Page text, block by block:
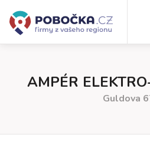
AMPÉR
Guldova